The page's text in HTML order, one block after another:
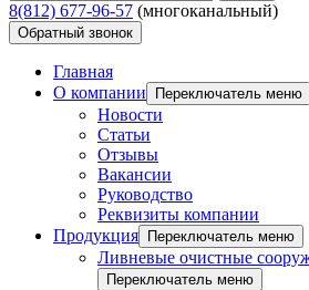
8(812) 677-96-57 (многоканальный)
Обратный звонок
Главная
О компании
Переключатель меню
Новости
Статьи
Отзывы
Вакансии
Руководство
Реквизиты компании
Продукция
Переключатель меню
Ливневые очистные
Переключатель меню